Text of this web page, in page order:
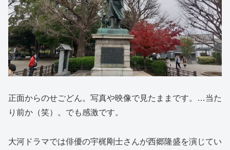
正面からのせごどん。写真や映像で見たままです。…当た
り前か（笑）。でも感激です。
大河ドラマでは俳優の宇梶剛士さんが西郷隆盛を演じてい